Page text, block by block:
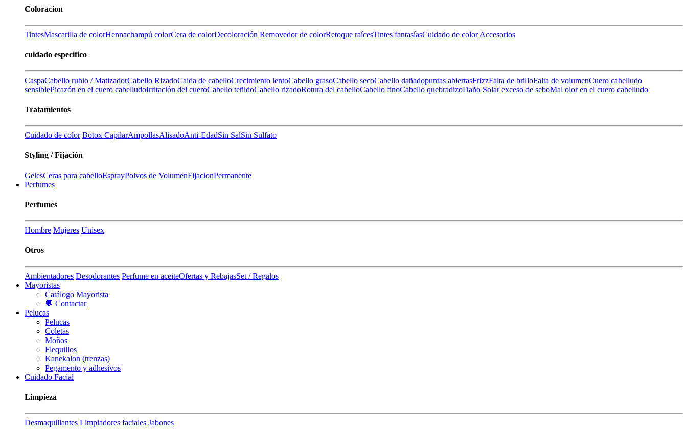
Coloracion
TintesMascarilla de colorHennachampú colorCera de colorDecoloración Removedor de colorRetoque raícesTintes fantasíasCuidado de color Accesorios
cuidado especifico
CaspaCabello rubio / MatizadorCabello RizadoCaida de cabelloCrecimiento lentoCabello grasoCabello secoCabello dañadopuntas abiertasFrizzFalta de brilloFalta de volumenCuero cabelludo
sensiblePicazón en el cuero cabelludoIrritación del cueroCabello teñidoCabello rizadoRotura del cabelloCabello finoCabello quebradizoDaño Solarexceso de seboMal olor en el cuero cabelludo
Tratamientos
Cuidado de color Botox CapilarAmpollasAlisadoAnti-EdadSin SalSin Sulfato
Styling / Fijación
GelesCeras para cabelloEsprayPolvos de VolumenFijacionPermanente
Perfumes
Perfumes
Hombre Mujeres Unisex
Otros
Ambientadores Desodorantes Perfume en aceiteOfertas y RebajasSet / Regalos
Mayoristas
Catálogo Mayorista
💬 Contactar
Pelucas
Pelucas
Coletas
Moños
Flequillos
Kanekalon (trenzas)
Pegamento y adhesivos
Cuidado Facial
Limpieza
Desmaquillantes Limpiadores faciales Jabones